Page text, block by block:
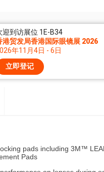
迎到访展位 1E-B34
港贸发局香港国际眼镜展 2026
年11月4日 - 6日
立即登记
pads including 3M™
Pads